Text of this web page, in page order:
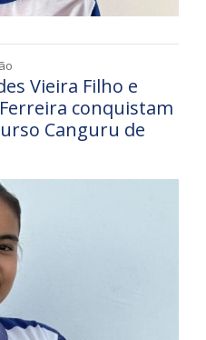
Vieira Filho e
conquistam
Canguru de